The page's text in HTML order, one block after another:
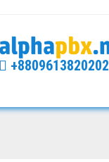
+8809613820202